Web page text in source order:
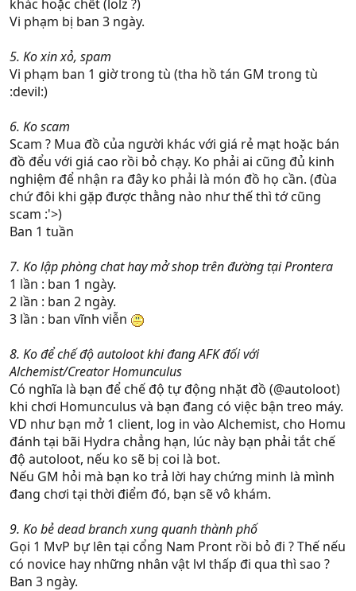
khác hoặc chết (lolz ?)
Vi phạm bị ban 3 ngày.
5. Ko xin xỏ, spam
Vi phạm ban 1 giờ trong tù (tha hồ tán GM trong tù
:devil:)
6. Ko scam
Scam ? Mua đồ của người khác với giá rẻ mạt hoặc bán
đồ đểu với giá cao rồi bỏ chạy. Ko phải ai cũng đủ kinh
nghiệm để nhận ra đây ko phải là món đồ họ cần. (đùa
chứ đôi khi gặp được thằng nào như thế thì tớ cũng
scam :'>)
Ban 1 tuần
7. Ko lập phòng chat hay mở shop trên đường tại Prontera
1 lần : ban 1 ngày.
2 lần : ban 2 ngày.
3 lần : ban vĩnh viễn
8. Ko để chế độ autoloot khi đang AFK đối với
Alchemist/Creator Homunculus
Có nghĩa là bạn để chế độ tự động nhặt đồ (@autoloot)
khi chơi Homunculus và bạn đang có việc bận treo máy.
VD như bạn mở 1 client, log in vào Alchemist, cho Homu
đánh tại bãi Hydra chẳng hạn, lúc này bạn phải tắt chế
độ autoloot, nếu ko sẽ bị coi là bot.
Nếu GM hỏi mà bạn ko trả lời hay chứng minh là mình
đang chơi tại thời điểm đó, bạn sẽ vô khám.
9. Ko bẻ dead branch xung quanh thành phố
Gọi 1 MvP bự lên tại cổng Nam Pront rồi bỏ đi ? Thế nếu
có novice hay những nhân vật lvl thấp đi qua thì sao ?
Ban 3 ngày.